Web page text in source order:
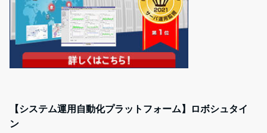
【システム運用自動化プラットフォーム】ロボシュタイ
ン